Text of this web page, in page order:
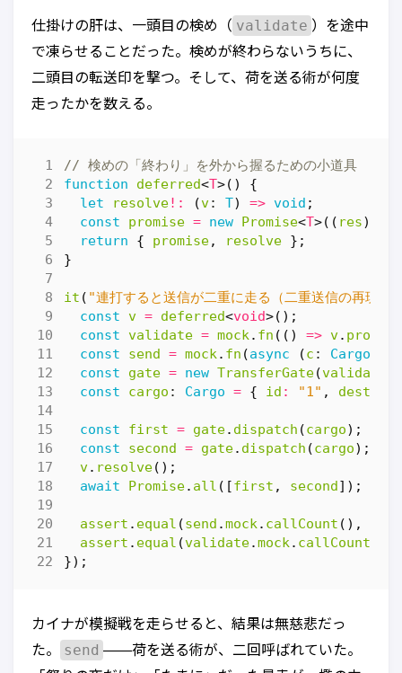
仕掛けの肝は、一頭目の検め（ validate ）を途中
で凍らせることだった。検めが終わらないうちに、
二頭目の転送印を撃つ。そして、荷を送る術が何度
走ったかを数える。
function
deferred<T>()
{
let
resolve!: (v: T) => void ;
const
promise = new Promise<T>(( res)
return
{ promise, resolve };
}
it ( "連打すると送信が二重に走る（二重送信の再現）"
const v = deferred<void>();
const validate = mock. fn (() => v.
const
send = mock. fn (async (c : Cargo
const
gate = new TransferGate(validate
const
cargo : Cargo = { id : "1" ,
const first = gate. dispatch (cargo);
const
second = gate. dispatch (cargo);
v. resolve();
await
Promise. all ([first , second]);
assert . equal (send .mock. callCount (),
assert . equal (validate.mock. callCount
});
カイナが模擬戦を走らせると、結果は無慈悲だっ
た。
send ——荷を送る術が、二回呼ばれていた。